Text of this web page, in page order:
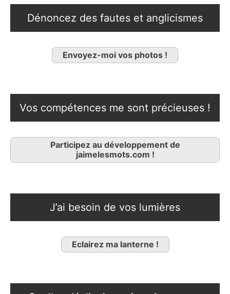
Dénoncez des fautes et anglicismes
Envoyez-moi vos photos !
Vos compétences me sont précieuses !
Participez au développement de
jaimelesmots.com !
J’ai besoin de vos lumières
Eclairez ma lanterne !